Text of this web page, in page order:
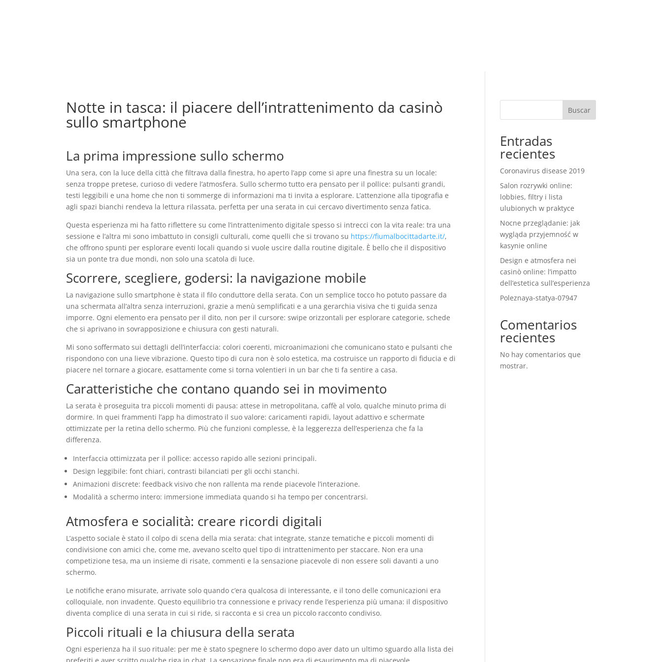
Notte in tasca: il piacere dell’intrattenimento da casinò
sullo smartphone
La prima impressione sullo schermo
Una sera, con la luce della città che filtrava dalla finestra, ho aperto l’app come si apre una finestra su un locale:
senza troppe pretese, curioso di vedere l’atmosfera. Sullo schermo tutto era pensato per il pollice: pulsanti grandi,
testi leggibili e una home che non ti sommerge di informazioni ma ti invita a esplorare. L’attenzione alla tipografia e
agli spazi bianchi rendeva la lettura rilassata, perfetta per una serata in cui cercavo divertimento senza fatica.
Questa esperienza mi ha fatto riflettere su come l’intrattenimento digitale spesso si intrecci con la vita reale: tra una
sessione e l’altra mi sono imbattuto in consigli culturali, come quelli che si trovano su https://fiumalbocittadarte.it/,
che offrono spunti per esplorare eventi locali quando si vuole uscire dalla routine digitale. È bello che il dispositivo
sia un ponte tra due mondi, non solo una scatola di luce.
Scorrere, scegliere, godersi: la navigazione mobile
La navigazione sullo smartphone è stata il filo conduttore della serata. Con un semplice tocco ho potuto passare da
una schermata all’altra senza interruzioni, grazie a menù semplificati e a una gerarchia visiva che ti guida senza
imporre. Ogni elemento era pensato per il dito, non per il cursore: swipe orizzontali per esplorare categorie, schede
che si aprivano in sovrapposizione e chiusura con gesti naturali.
Mi sono soffermato sui dettagli dell’interfaccia: colori coerenti, microanimazioni che comunicano stato e pulsanti che
rispondono con una lieve vibrazione. Questo tipo di cura non è solo estetica, ma costruisce un rapporto di fiducia e di
piacere nel tornare a giocare, esattamente come si torna volentieri in un bar che ti fa sentire a casa.
Caratteristiche che contano quando sei in movimento
La serata è proseguita tra piccoli momenti di pausa: attese in metropolitana, caffè al volo, qualche minuto prima di
dormire. In quei frammenti l’app ha dimostrato il suo valore: caricamenti rapidi, layout adattivo e schermate
ottimizzate per la retina dello schermo. Più che funzioni complesse, è la leggerezza dell’esperienza che fa la
differenza.
Interfaccia ottimizzata per il pollice: accesso rapido alle sezioni principali.
Design leggibile: font chiari, contrasti bilanciati per gli occhi stanchi.
Animazioni discrete: feedback visivo che non rallenta ma rende piacevole l’interazione.
Modalità a schermo intero: immersione immediata quando si ha tempo per concentrarsi.
Atmosfera e socialità: creare ricordi digitali
L’aspetto sociale è stato il colpo di scena della mia serata: chat integrate, stanze tematiche e piccoli momenti di
condivisione con amici che, come me, avevano scelto quel tipo di intrattenimento per staccare. Non era una
competizione tesa, ma un insieme di risate, commenti e la sensazione piacevole di non essere soli davanti a uno
schermo.
Le notifiche erano misurate, arrivate solo quando c’era qualcosa di interessante, e il tono delle comunicazioni era
colloquiale, non invadente. Questo equilibrio tra connessione e privacy rende l’esperienza più umana: il dispositivo
diventa complice di una serata in cui si ride, si racconta e si crea un piccolo racconto condiviso.
Piccoli rituali e la chiusura della serata
Ogni esperienza ha il suo rituale: per me è stato spegnere lo schermo dopo aver dato un ultimo sguardo alla lista dei
Buscar
Entradas
recientes
Coronavirus disease 2019
Salon rozrywki online:
lobbies, filtry i lista
ulubionych w praktyce
Nocne przeglądanie: jak
wygląda przyjemność w
kasynie online
Design e atmosfera nei
casinò online: l’impatto
dell’estetica sull’esperienza
Poleznaya-statya-07947
Comentarios
recientes
No hay comentarios que
mostrar.